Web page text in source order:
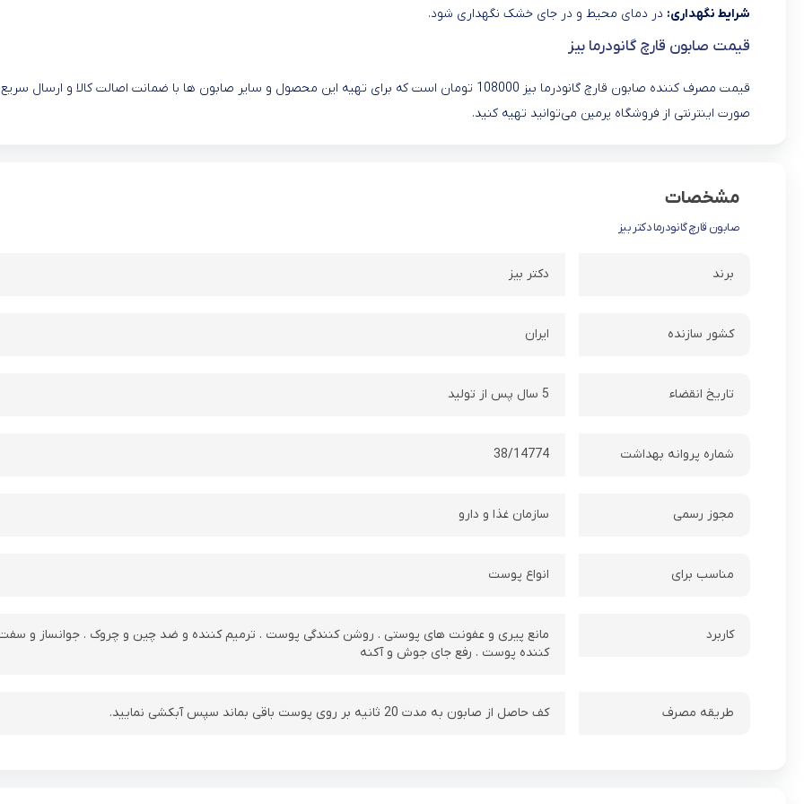
شرایط نگهداری: در دمای محیط و در جای خشک نگهداری شود.
قیمت صابون قارچ گانودرما بیز
قیمت مصرف کننده صابون قارچ گانودرما بیز 108000 تومان است که برای تهیه این محصول و سایر صابون ‌ها با ضمانت اصالت کالا و ارسال
صورت اینترنتی از فروشگاه پرمین می‌توانید تهیه کنید.
مشخصات
صابون قارچ گانودرما دکتر بیز
برند دکتر بیز
کشور سازنده ایران
تاریخ انقضاء 5 سال پس از تولید
شماره پروانه بهداشت 38/14774
مجوز رسمی سازمان غذا و دارو
مناسب برای انواع پوست
کاربرد
مانع پیری و عفونت های پوستی . روشن کنندگی پوست . ترمیم کننده و ضد چین و چروک . جوانساز و
کننده پوست . رفع جای جوش و آکنه
طریقه مصرف کف حاصل از صابون به مدت 20 ثانیه بر روی پوست باقی بماند سپس آبکشی نمایید.